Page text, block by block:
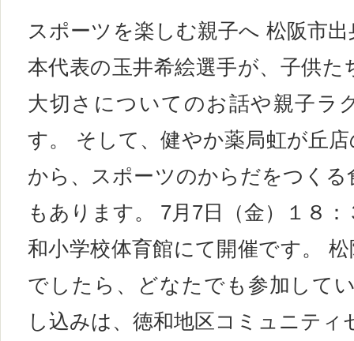
スポーツを楽しむ親子へ 松阪市
本代表の玉井希絵選手が、子供
大切さについてのお話や親子ラ
す。 そして、健やか薬局虹が丘
から、スポーツのからだをつく
もあります。 7月7日（金）１８
和小学校体育館にて開催です。
でしたら、どなたでも参加して
し込みは、徳和地区コミュニテ